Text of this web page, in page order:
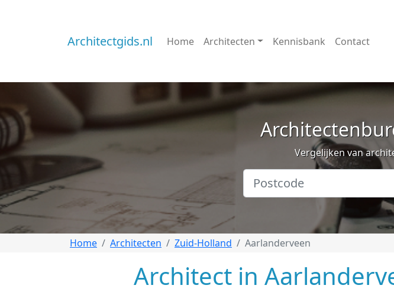
Architectgids.nl Home Architecten Kennisbank Contact
Vergelijken van
Home Architecten Zuid-Holland Aarlanderveen
Architect in